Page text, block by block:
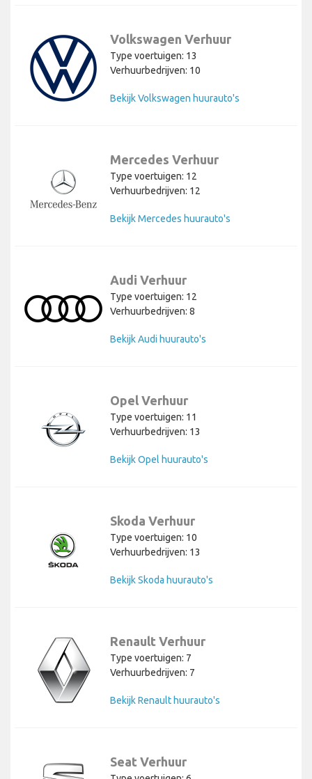
Volkswagen Verhuur
Type voertuigen: 13
Verhuurbedrijven: 10
Bekijk Volkswagen huurauto's
Mercedes Verhuur
Type voertuigen: 12
Verhuurbedrijven: 12
Bekijk Mercedes huurauto's
Audi Verhuur
Type voertuigen: 12
Verhuurbedrijven: 8
Bekijk Audi huurauto's
Opel Verhuur
Type voertuigen: 11
Verhuurbedrijven: 13
Bekijk Opel huurauto's
Skoda Verhuur
Type voertuigen: 10
Verhuurbedrijven: 13
Bekijk Skoda huurauto's
Renault Verhuur
Type voertuigen: 7
Verhuurbedrijven: 7
Bekijk Renault huurauto's
Seat Verhuur